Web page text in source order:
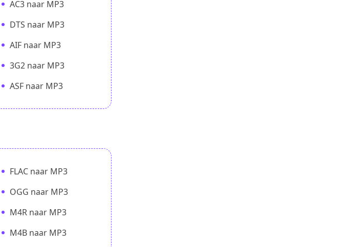
AC3 naar MP3
DTS naar MP3
AIF naar MP3
3G2 naar MP3
ASF naar MP3
FLAC naar MP3
OGG naar MP3
M4R naar MP3
M4B naar MP3